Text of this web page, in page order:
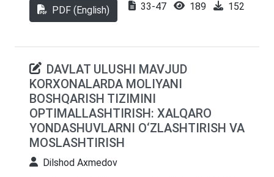
va dinamik imkoniyatlar yondashuviga tayangan
holda, muallif tomonidan ESG innovatsiyalarining
intellekt asosidagi ESG tahlil tizimlari, uglerod izini
kuzatish platformalari va raqamli hisobot tizimlari
kabi barqaror texnologiyalar qanchalik chuqur
integratsiya qilinganini baholaydi. 2015–2024
yillar oralig‘ida Markaziy Osiyo va boshqa
mamlakatlardagi 68 ta bank ma’lumotlari asosida
fiksirlangan effektlar va tizimli GMM modellari
PDF (English) 33-47 189 152
DAVLAT ULUSHI MAVJUD
KORXONALARDA MOLIYANI
BOSHQARISH TIZIMINI
OPTIMALLASHTIRISH: XALQARO
YONDASHUVLARNI O‘ZLASHTIRISH VA
MOSLASHTIRISH
Dilshod Axmedov